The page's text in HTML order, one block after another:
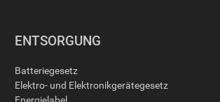
ENTSORGUNG
Batteriegesetz
Elektro- und Elektronikgerätegesetz